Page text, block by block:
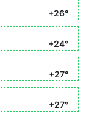
+26°
+24°
+27°
+27°